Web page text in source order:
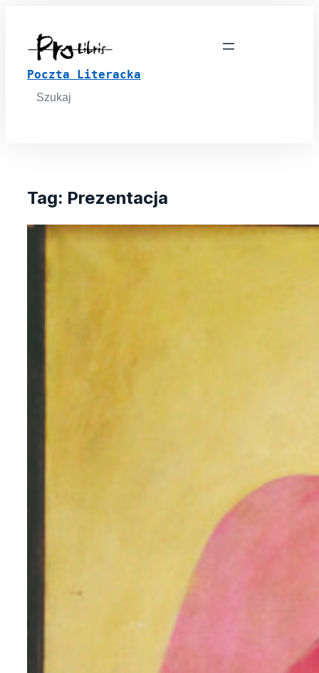
Poczta Literacka
Search
for:
Tag: Prezentacja